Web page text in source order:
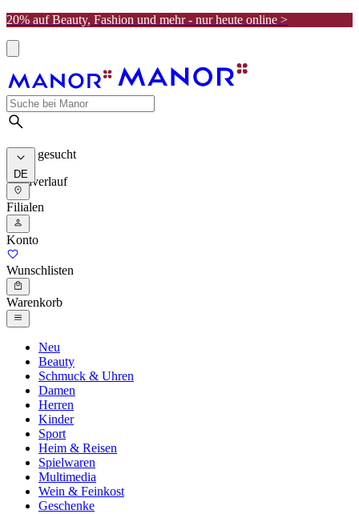
20% auf Beauty, Fashion und mehr - nur heute online >
Meist gesucht
Suchverlauf
DE
Filialen
Konto
Wunschlisten
Warenkorb
Neu
Beauty
Schmuck & Uhren
Damen
Herren
Kinder
Sport
Heim & Reisen
Spielwaren
Multimedia
Wein & Feinkost
Geschenke